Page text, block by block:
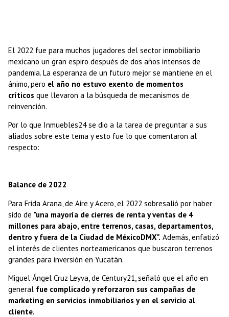
El 2022 fue para muchos jugadores del sector inmobiliario
mexicano un gran espiro después de dos años intensos de
pandemia. La esperanza de un futuro mejor se mantiene en el
ánimo, pero el año no estuvo exento de momentos
críticos que llevaron a la búsqueda de mecanismos de
reinvención.
Por lo que Inmuebles24 se dio a la tarea de preguntar a sus
aliados sobre este tema y esto fue lo que comentaron al
respecto:
Balance de 2022
Para Frida Arana, de Aire y Acero, el 2022 sobresalió por haber
sido de "una mayoría de cierres de renta y ventas de 4
millones para abajo, entre terrenos, casas, departamentos,
dentro y fuera de la Ciudad de MéxicoDMX". Además, enfatizó
el interés de clientes norteamericanos que buscaron terrenos
grandes para inversión en Yucatán.
Miguel Ángel Cruz Leyva, de Century21, señaló que el año en
general fue complicado y reforzaron sus campañas de
marketing en servicios inmobiliarios y en el servicio al
cliente.